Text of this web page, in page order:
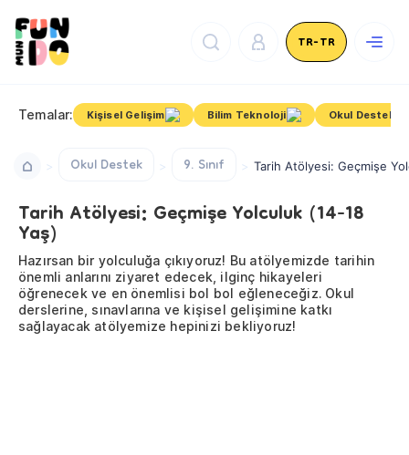
TR-TR
Temalar: Kişisel Gelişim Bilim Teknoloji Okul Destek
Okul Destek 9. Sınıf Tarih Atölyesi: Geçmişe
Tarih Atölyesi: Geçmişe Yolculuk (14-18
Yaş)
Hazırsan bir yolculuğa çıkıyoruz! Bu atölyemizde tarihin
önemli anlarını ziyaret edecek, ilginç hikayeleri
öğrenecek ve en önemlisi bol bol eğleneceğiz. Okul
derslerine, sınavlarına ve kişisel gelişimine katkı
sağlayacak atölyemize hepinizi bekliyoruz!